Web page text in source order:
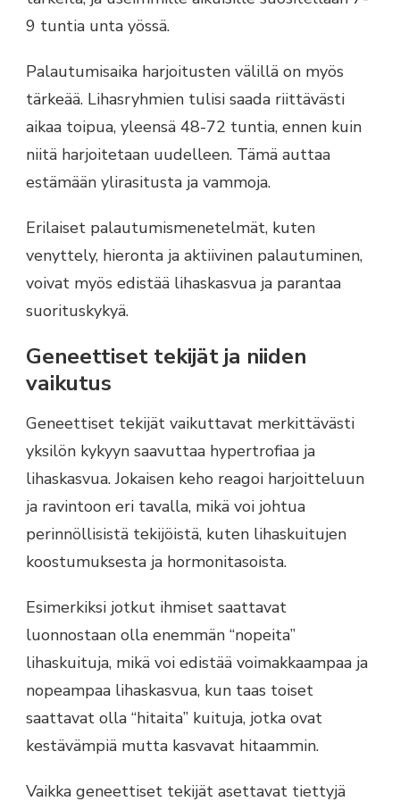
9 tuntia unta yössä.
Palautumisaika harjoitusten välillä on myös
tärkeää. Lihasryhmien tulisi saada riittävästi
aikaa toipua, yleensä 48-72 tuntia, ennen kuin
niitä harjoitetaan uudelleen. Tämä auttaa
estämään ylirasitusta ja vammoja.
Erilaiset palautumismenetelmät, kuten
venyttely, hieronta ja aktiivinen palautuminen,
voivat myös edistää lihaskasvua ja parantaa
suorituskykyä.
Geneettiset tekijät ja niiden
vaikutus
Geneettiset tekijät vaikuttavat merkittävästi
yksilön kykyyn saavuttaa hypertrofiaa ja
lihaskasvua. Jokaisen keho reagoi harjoitteluun
ja ravintoon eri tavalla, mikä voi johtua
perinnöllisistä tekijöistä, kuten lihaskuitujen
koostumuksesta ja hormonitasoista.
Esimerkiksi jotkut ihmiset saattavat
luonnostaan olla enemmän “nopeita”
lihaskuituja, mikä voi edistää voimakkaampaa ja
nopeampaa lihaskasvua, kun taas toiset
saattavat olla “hitaita” kuituja, jotka ovat
kestävämpiä mutta kasvavat hitaammin.
Vaikka geneettiset tekijät asettavat tiettyjä